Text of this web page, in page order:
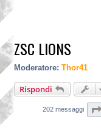
ZSC LIONS
Moderatore: Thor41
Rispondi
202 messaggi